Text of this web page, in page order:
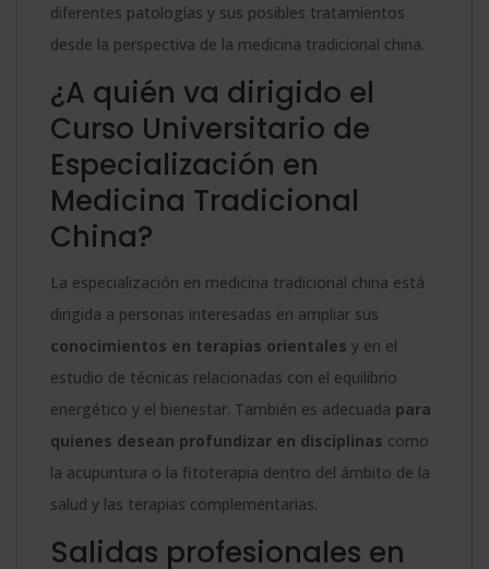
diferentes patologías y sus posibles tratamientos
desde la perspectiva de la medicina tradicional china.
¿A quién va dirigido el
Curso Universitario de
Especialización en
Medicina Tradicional
China?
La especialización en medicina tradicional china está
dirigida a personas interesadas en ampliar sus
conocimientos en terapias orientales y en el
estudio de técnicas relacionadas con el equilibrio
energético y el bienestar. También es adecuada para
quienes desean profundizar en disciplinas como
la acupuntura o la fitoterapia dentro del ámbito de la
salud y las terapias complementarias.
Salidas profesionales en